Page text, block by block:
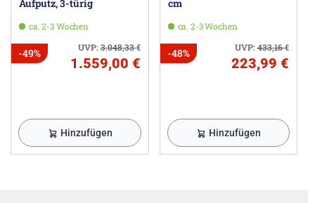
Aufputz, 3-türig
ca. 2-3 Wochen
UVP:3.048,33€
-49%
1.559,00 €
Hinzufügen
cm
ca. 2-3 Wochen
UVP:433,16€
-48%
223,99 €
Hinzufügen